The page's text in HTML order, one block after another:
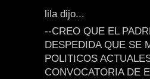
lila dijo...
--CREO QUE EL
DESPEDIDA QUE SE
POLITICOS
CONVOCATORIA DE